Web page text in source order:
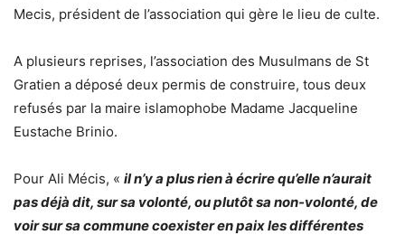
Mecis, président de l’association qui gère le lieu de culte.
A plusieurs reprises, l’association des Musulmans de St
Gratien a déposé deux permis de construire, tous deux
refusés par la maire islamophobe Madame Jacqueline
Eustache Brinio.
Pour Ali Mécis, « il n’y a plus rien à écrire qu’elle n’aurait
pas déjà dit, sur sa volonté, ou plutôt sa non-volonté, de
voir sur sa commune coexister en paix les différentes